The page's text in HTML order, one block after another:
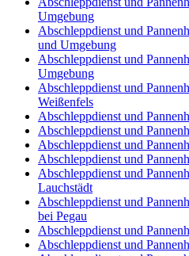
Umgebung
Abschleppdienst und
und Umgebung
Abschleppdienst und
Umgebung
Abschleppdienst und
Weißenfels
Abschleppdienst und
Abschleppdienst und
Abschleppdienst und
Abschleppdienst und
Abschleppdienst und
Lauchstädt
Abschleppdienst und
bei Pegau
Abschleppdienst und
Abschleppdienst und